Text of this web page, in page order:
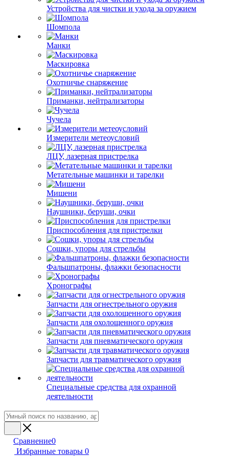
Устройства для чистки и ухода за оружием
Шомпола
Манки
Маскировка
Охотничье снаряжение
Приманки, нейтрализаторы
Чучела
Измерители метеоусловий
ЛЦУ, лазерная пристрелка
Метательные машинки и тарелки
Мишени
Наушники, беруши, очки
Приспособления для пристрелки
Сошки, упоры для стрельбы
Фальшпатроны, флажки безопасности
Хронографы
Запчасти для огнестрельного оружия
Запчасти для охолощенного оружия
Запчасти для пневматического оружия
Запчасти для травматического оружия
Специальные средства для охранной
деятельности
Сравнение0
Избранные товары 0